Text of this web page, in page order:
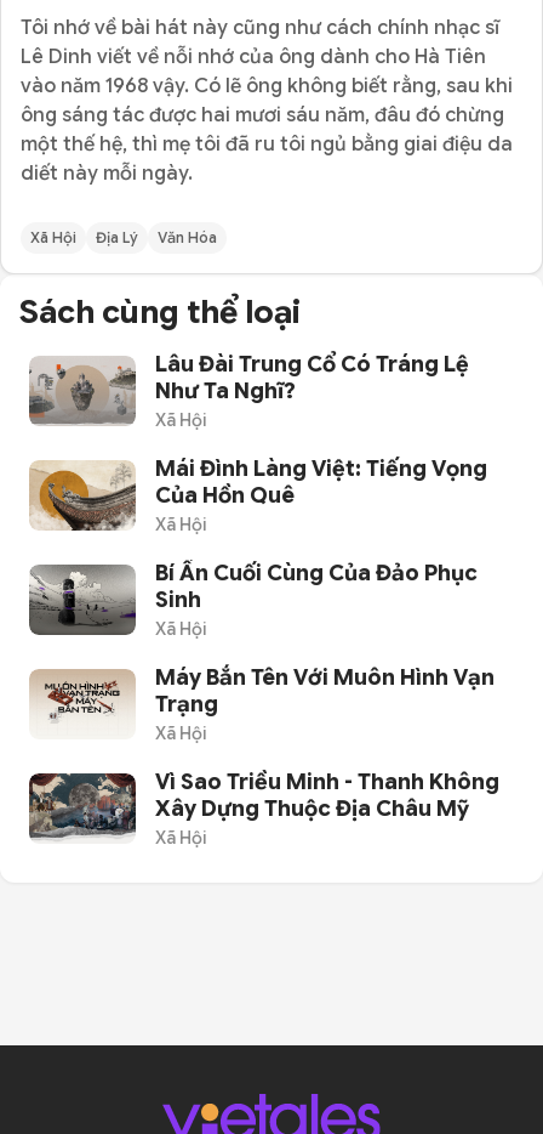
Tôi nhớ về bài hát này cũng như cách chính nhạc sĩ
Lê Dinh viết về nỗi nhớ của ông dành cho Hà Tiên
vào năm 1968 vậy. Có lẽ ông không biết rằng, sau khi
ông sáng tác được hai mươi sáu năm, đâu đó chừng
một thế hệ, thì mẹ tôi đã ru tôi ngủ bằng giai điệu da
diết này mỗi ngày.
Xã Hội Địa Lý Văn Hóa
Sách cùng thể loại
Lâu Đài Trung Cổ Có Tráng Lệ
Như Ta Nghĩ?
Xã Hội
Mái Đình Làng Việt: Tiếng Vọng
Của Hồn Quê
Xã Hội
Bí Ẩn Cuối Cùng Của Đảo Phục
Sinh
Xã Hội
Máy Bắn Tên Với Muôn Hình Vạn
Trạng
Xã Hội
Vì Sao Triều Minh - Thanh Không
Xây Dựng Thuộc Địa Châu Mỹ
Xã Hội